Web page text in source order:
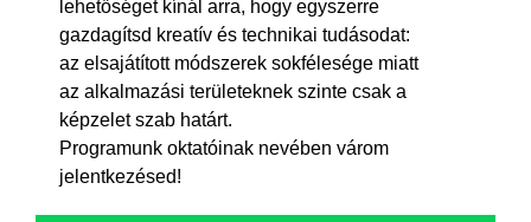
lehetőséget kínál arra, hogy egyszerre
gazdagítsd kreatív és technikai tudásodat:
az elsajátított módszerek sokfélesége miatt
az alkalmazási területeknek szinte csak a
képzelet szab határt.
Programunk oktatóinak nevében várom
jelentkezésed!